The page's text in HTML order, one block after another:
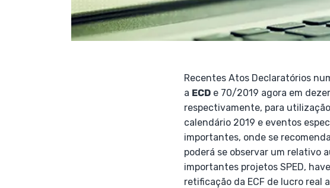
Recentes Atos Declaratórios
a ECDe 70/2019 agora em
respectivamente, para
calendário 2019 e eventos
importantes, onde se
poderá se observar um relativo
importantes projetos SPED,
retificação da ECF de lucro real